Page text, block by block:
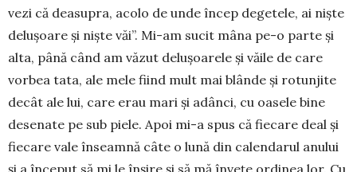
vezi că deasupra, acolo de unde încep degetele, ai niște
delușoare și niște văi”. Mi-am sucit mâna pe-o parte și
alta, până când am văzut delușoarele și văile de care
vorbea tata, ale mele fiind mult mai blânde și rotunjite
decât ale lui, care erau mari și adânci, cu oasele bine
de­se­nate pe sub piele. Apoi mi-a spus că fie­care deal și
fiecare vale înseamnă câte o lună din ca­lendarul anului